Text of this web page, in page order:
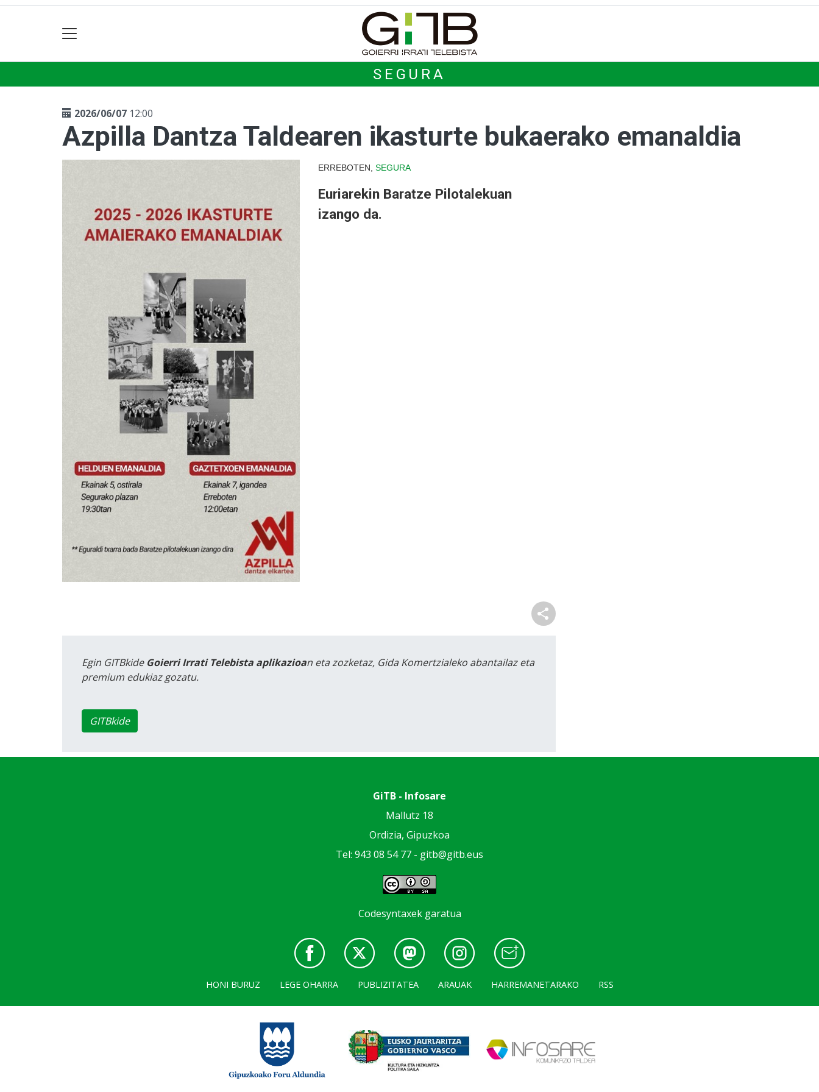
SEGURA
2026/06/07 12:00
Azpilla Dantza Taldearen ikasturte bukaerako emanaldia
ERREBOTEN, SEGURA
Euriarekin Baratze Pilotalekuan
izango da.
Egin GITBkide Goierri Irrati Telebista aplikazioan eta zozketaz, Gida Komertzialeko abantailaz eta
premium edukiaz gozatu.
GITBkide
GiTB - Infosare
Mallutz 18
Ordizia, Gipuzkoa
Tel: 943 08 54 77 - gitb@gitb.eus
Codesyntaxek garatua
HONI BURUZ LEGE OHARRA PUBLIZITATEA ARAUAK HARREMANETARAKO RSS